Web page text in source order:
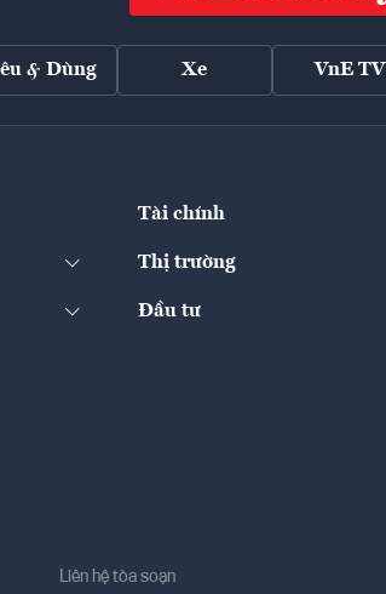
& Dùng Xe VnE TV
Tài chính
Thị trường
Đầu tư
Liên hệ tòa soạn